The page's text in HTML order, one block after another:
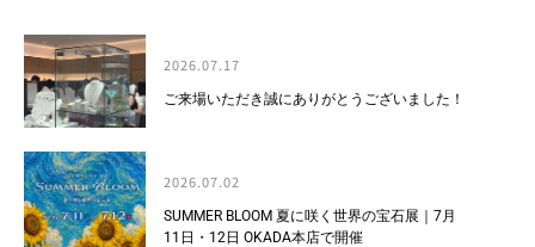
2026.07.17
ご来場いただき誠にありがとうございました！
2026.07.02
SUMMER BLOOM 夏に咲く世界の宝石展｜7月
11日・12日 OKADA本店で開催